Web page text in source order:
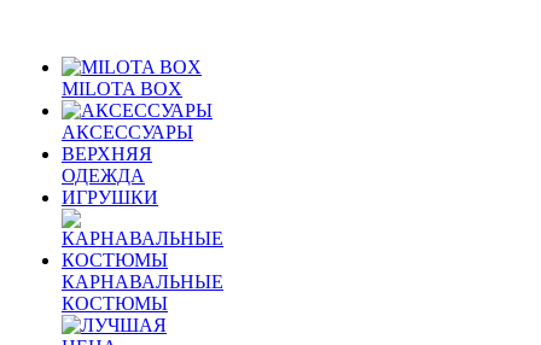
MILOTA BOX
АКСЕССУАРЫ
ВЕРХНЯЯ
ОДЕЖДА
ИГРУШКИ
КАРНАВАЛЬНЫЕ
КОСТЮМЫ